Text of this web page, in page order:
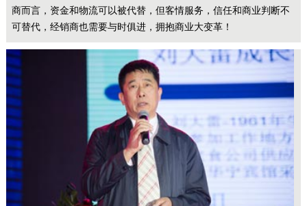
商而言，资金和物流可以被代替，但客情服务，信任和商业判断不
可替代，经销商也需要与时俱进，拥抱商业大变革！